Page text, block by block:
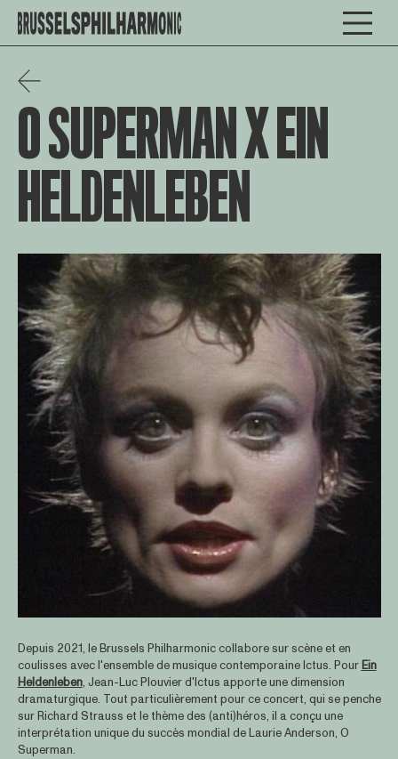
O SUPERMAN X EIN
HELDENLEBEN
Depuis 2021, le Brussels Philharmonic collabore sur scène et en
coulisses avec l'ensemble de musique contemporaine Ictus. PourEin
Heldenleben, Jean-Luc Plouvier d'Ictus apporte une dimension
dramaturgique. Tout particulièrement pour ce concert, qui se penche
sur Richard Strauss et le thème des (anti)héros, il a conçu une
interprétation unique du succès mondial de Laurie Anderson, O
Superman.